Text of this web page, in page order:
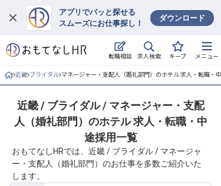
アプリでパッと探せる
スムーズにお仕事探し！
ダウンロード
転職相談 求人検索 キープ メニュー
ログイン
求人・施設を探す
就職・転職 合同説明会
おもてなしHRについて
ご利用の流れ
近畿 ブライダル マネージャー・支配人（婚礼部門）のホテル 求人・転職・中
近畿 / ブライダル / マネージャー・支配
人（婚礼部門）のホテル 求人・転職・中
途採用一覧
おもてなしHRでは、近畿 / ブライダル / マネージャ
ー・支配人（婚礼部門）のお仕事を多数ご紹介いた
します。